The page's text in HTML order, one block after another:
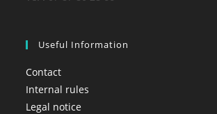
Useful Information
Contact
Internal rules
Legal notice